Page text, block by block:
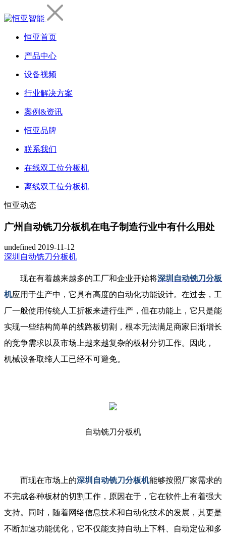
恒亚首页
产品中心
设备视频
行业解决方案
案例&资讯
恒亚品牌
联系我们
在线双工位分板机
离线双工位分板机
恒亚动态
广州自动铣刀分板机在电子制造行业中有什么用处
undefined 2019-11-12
深圳自动铣刀分板机
现在有着越来越多的工厂和企业开始将深圳自动铣刀分板
机应用于生产中，它具有高度的自动化功能设计。在过去，工
厂一般使用传统人工折板来进行生产，但在功能上，它只是能
实现一些结构简单的线路板切割，根本无法满足商家日渐增长
的竞争需求以及市场上越来越复杂的板材分切工作。因此，
机械设备取缔人工已经不可避免。
自动铣刀分板机
而现在市场上的深圳自动铣刀分板机能够按照厂家需求的
不完成各种板材的切割工作，原因在于，它在软件上有着强大
支持。同时，随着网络信息技术和自动化技术的发展，其更是
不断加速功能优化，它不仅能支持自动上下料、自动定位和多